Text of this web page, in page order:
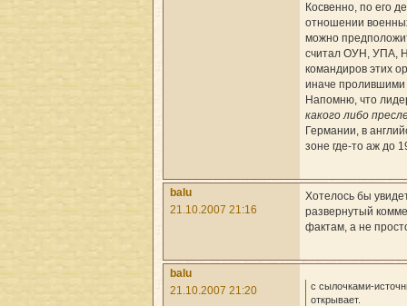
Косвенно, по его
отношении
можно
считал ОУН, УПА,
командиров этих
иначе пролившими
Напомню, что
какого либо
Германии, в
зоне где-то аж до
balu
21.10.2007 21:16
Хотелось бы
развернутый
фактам, а не
balu
21.10.2007 21:20
с сылочками-
открывает.